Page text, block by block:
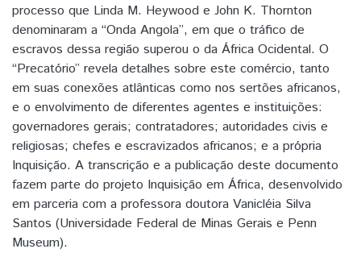
processo que Linda M. Heywood e John K. Thornton
denominaram a “Onda Angola”, em que o tráfico de
escravos dessa região superou o da África Ocidental. O
“Precatório” revela detalhes sobre este comércio, tanto
em suas conexões atlânticas como nos sertões africanos,
e o envolvimento de diferentes agentes e instituições:
governadores gerais; contratadores; autoridades civis e
religiosas; chefes e escravizados africanos; e a própria
Inquisição. A transcrição e a publicação deste documento
fazem parte do projeto Inquisição em África, desenvolvido
em parceria com a professora doutora Vanicléia Silva
Santos (Universidade Federal de Minas Gerais e Penn
Museum).